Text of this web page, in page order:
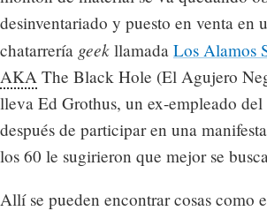
desinventariado y puesto en venta en
chatarrería geek llamada Los Alamos
AKA The Black Hole (El Agujero
lleva Ed Grothus, un ex-empleado
después de participar en una
los 60 le sugirieron que mejor se
Allí se pueden encontrar cosas como